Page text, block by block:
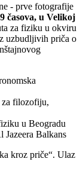
- prve fotografije
časova, u Velikoj
za fiziku u okviru
uzbudljivih priča o
filozofiju,
u Beogradu
Jazeera Balkans
kroz priče“. Ulaz